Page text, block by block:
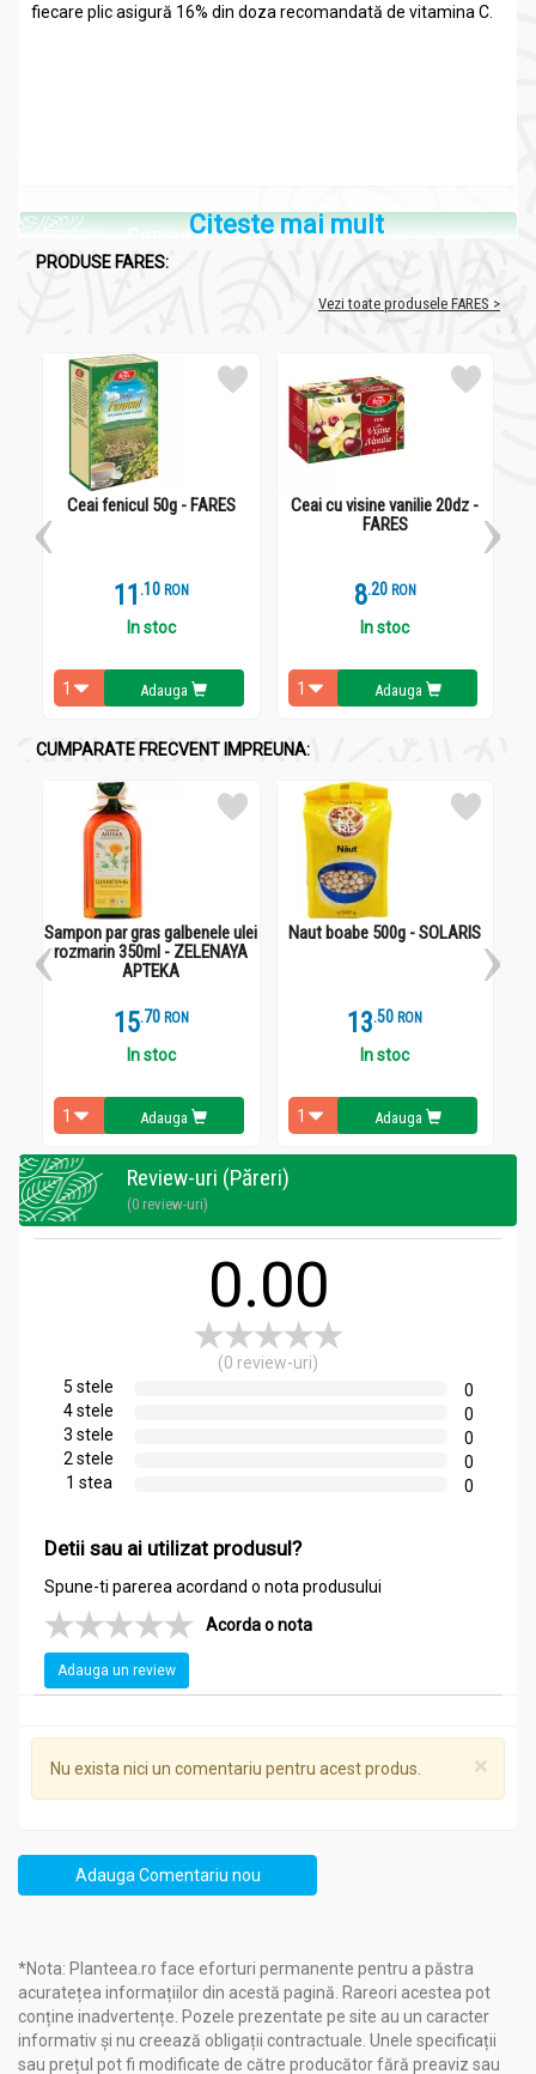
fiecare plic asigură 16% din doza recomandată de vitamina C.
Compozitie
Ceai natural mai drag pt copii fragute C 20dz - FARES
flori de hibiscus, măceşe, frăguţe 1%, coji de
mg/plic (12,5% din doza zilnică recomandată).
Recomandari
Ceai natural mai drag pt copii fragute C 20dz - FARES
Util pentru copii.
Ceai natural mai drag pt copii fragute C 20dz - FARES
Mod de preparare:
este un plic se toarnă 200 ml apă clocotită
şi se lasă 10 min.
Citeste mai mult
PRODUSE FARES:
Vezi toate produsele FARES >
Ceai fenicul 50g - FARES
11 .1 RON
In stoc
Adauga
Ceai cu visine vanilie 20dz -
FARES
8.2 RON
In stoc
Adauga
CUMPARATE FRECVENT IMPREUNA:
Sampon par gras galbenele ulei
rozmarin 350ml - ZELENAYA
APTEKA
15.7 RON
In stoc
Adauga
Naut boabe 500g - SOLARIS
13.5 RON
In stoc
Adauga
Review-uri (Păreri)
(0 review-uri)
0.00
(0 review-uri)
5 stele
0
4 stele
0
3 stele
0
2 stele
0
1 stea
0
Detii sau ai utilizat produsul?
Spune-ti parerea acordand o nota produsului
Acorda o nota
Adauga un review
×
Nu exista nici un comentariu pentru acest produs.
Adauga Comentariu nou
*Nota: Planteea.ro face eforturi permanente pentru a păstra
acuratețea informațiilor din acestă pagină. Rareori acestea pot
conține inadvertențe. Pozele prezentate pe site au un caracter
informativ și nu creează obligații contractuale. Unele specificații
sau prețul pot fi modificate de către producător fără preaviz sau